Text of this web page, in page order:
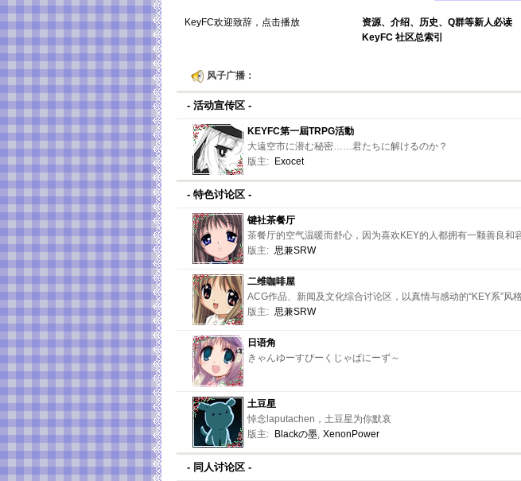
KeyFC欢迎致辞，点击播放
资源、介绍、历史、Q群等新人必读
KeyFC 社区总索引
风子广播：
- 活动宣传区 -
KEYFC第一屆TRPG活動
大遠空市に潜む秘密……君たちに解けるのか？
版主:
Exocet
- 特色讨论区 -
键社茶餐厅
茶餐厅的空气温暖而舒心，因为喜欢KEY的人都拥有一颗善良和
版主: 思兼SRW
二维咖啡屋
ACG作品、新闻及文化综合讨论区，以真情与感动的“KEY系”风
版主: 思兼SRW
日语角
きゃんゆーすぴーくじゃぱにーず～
土豆星
悼念laputachen，土豆星为你默哀
版主:
Blackの墨, XenonPower
- 同人讨论区 -